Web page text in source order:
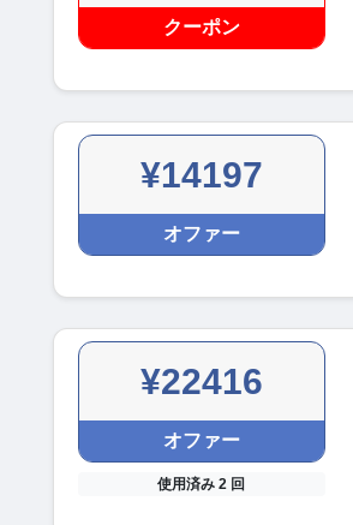
クーポン
¥14197
オファー
¥22416
オファー
使用済み 2 回